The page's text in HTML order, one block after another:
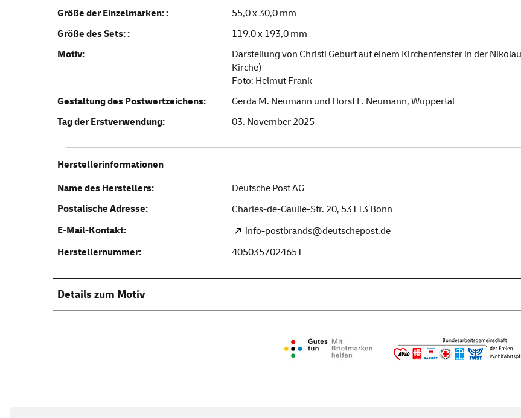
Größe der Einzelmarken: :
55,0 x 30,0 mm
Größe des Sets: :
119,0 x 193,0 mm
Motiv:
Darstellung von Christi Geburt auf einem Kirchenfenster in der
Kirche)
Foto: Helmut Frank
Gestaltung des Postwertzeichens:
Gerda M. Neumann und Horst F. Neumann, Wuppertal
Tag der Erstverwendung:
03. November 2025
Herstellerinformationen
Name des Herstellers:
Deutsche Post AG
Postalische Adresse:
Charles-de-Gaulle-Str. 20, 53113 Bonn
E-Mail-Kontakt:
info-postbrands@deutschepost.de
Herstellernummer:
4050357024651
Details zum Motiv